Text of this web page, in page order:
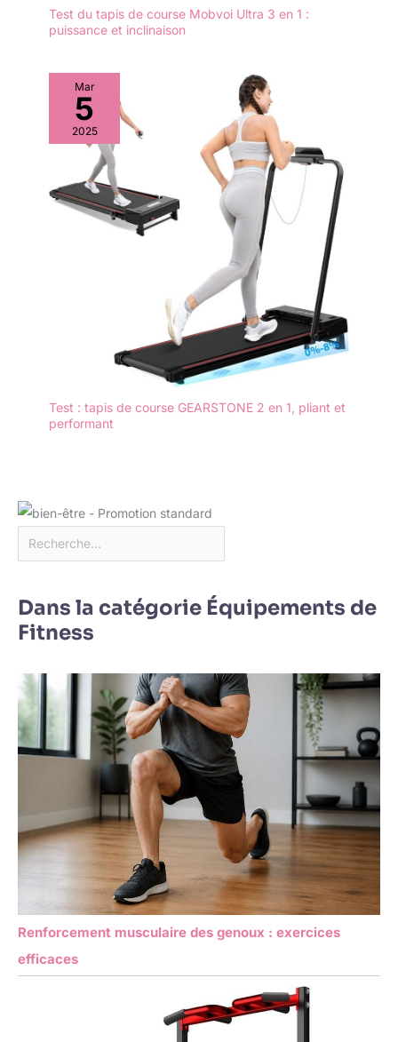
Test du tapis de course Mobvoi Ultra 3 en 1 :
puissance et inclinaison
Mar
5
2025
Test : tapis de course GEARSTONE 2 en 1, pliant et
performant
Dans la catégorie Équipements de
Fitness
Renforcement musculaire des genoux : exercices
efficaces